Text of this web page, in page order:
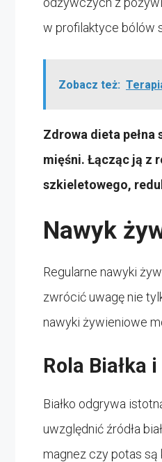
w profilaktyce bólów
Zobacz też:
Zdrowa dieta
mięśni. Łącząc ją z
szkieletowego,
Nawyk
Regularne nawyki
zwrócić uwagę nie
nawyki żywieniowe
Rola Białka
Białko odgrywa
uwzględnić źródła
magnez czy potas są